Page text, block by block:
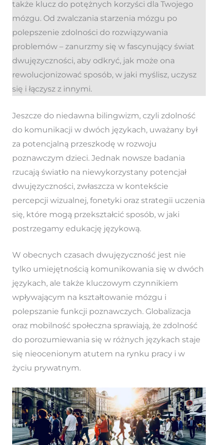
także klucz do potężnych korzyści dla Twojego
mózgu. Od zwalczania starzenia mózgu po
polepszenie zdolności do rozwiązywania
problemów – zanurzmy się w fascynujący świat
dwujęzyczności, aby odkryć, jak może ona
rewolucjonizować sposób, w jaki myślisz, uczysz
się i łączysz z innymi.
Jeszcze do niedawna bilingwizm, czyli zdolność
do komunikacji w dwóch językach, uważany był
za potencjalną przeszkodę w rozwoju
poznawczym dzieci. Jednak nowsze badania
rzucają światło na niewykorzystany potencjał
dwujęzyczności, zwłaszcza w kontekście
percepcji wizualnej, fonetyki oraz strategii uczenia
się, które mogą przekształcić sposób, w jaki
postrzegamy edukację językową.
W obecnych czasach dwujęzyczność jest nie
tylko umiejętnością komunikowania się w dwóch
językach, ale także kluczowym czynnikiem
wpływającym na kształtowanie mózgu i
polepszanie funkcji poznawczych. Globalizacja
oraz mobilność społeczna sprawiają, że zdolność
do porozumiewania się w różnych językach staje
się nieocenionym atutem na rynku pracy i w
życiu prywatnym.